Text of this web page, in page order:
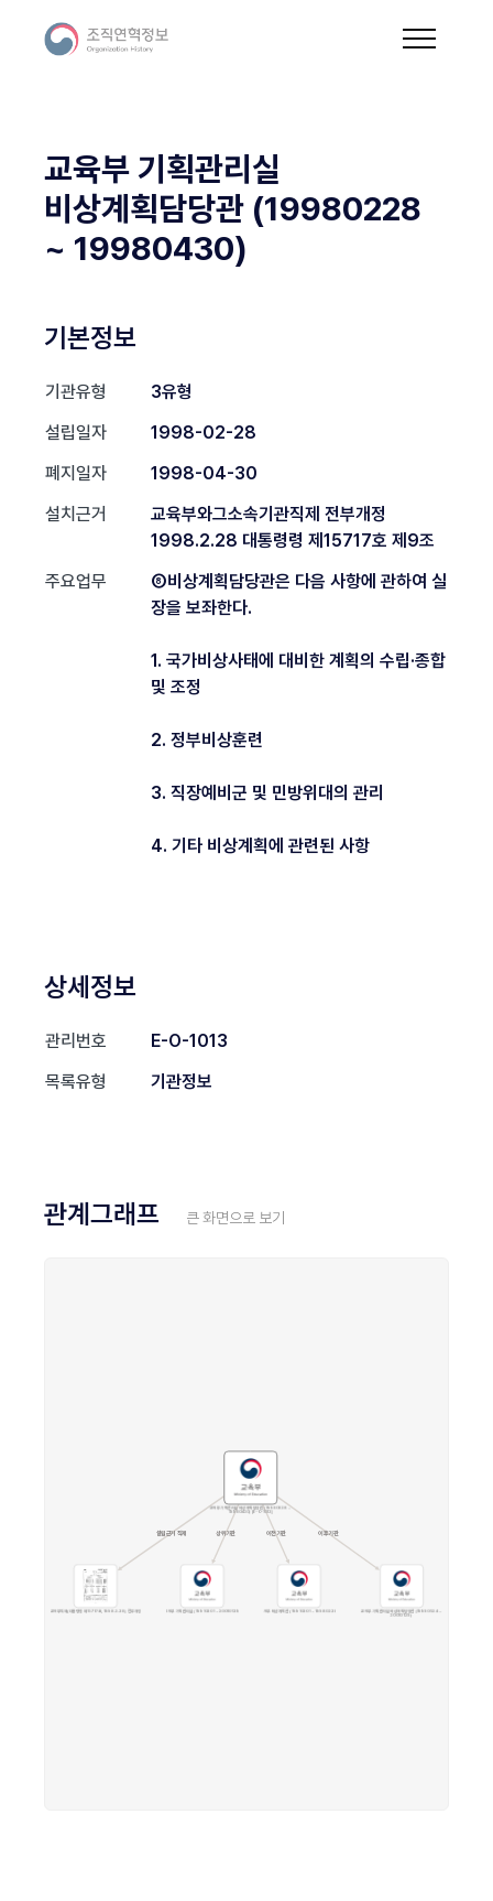
교육부 기획관리실
비상계획담당관 (19980228
~ 19980430)
기본정보
기관유형
3유형
설립일자
1998-02-28
폐지일자
1998-04-30
설치근거
교육부와그소속기관직제 전부개정
1998.2.28 대통령령 제15717호 제9조
주요업무
⑧비상계획담당관은 다음 사항에 관하여 실
장을 보좌한다.
1. 국가비상사태에 대비한 계획의 수립·종합
및 조정
2. 정부비상훈련
3. 직장예비군 및 민방위대의 관리
4. 기타 비상계획에 관련된 사항
상세정보
관리번호
E-O-1013
목록유형
기관정보
관계그래프 큰 화면으로 보기